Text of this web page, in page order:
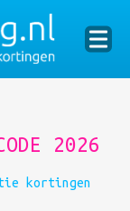
2026
kortingen